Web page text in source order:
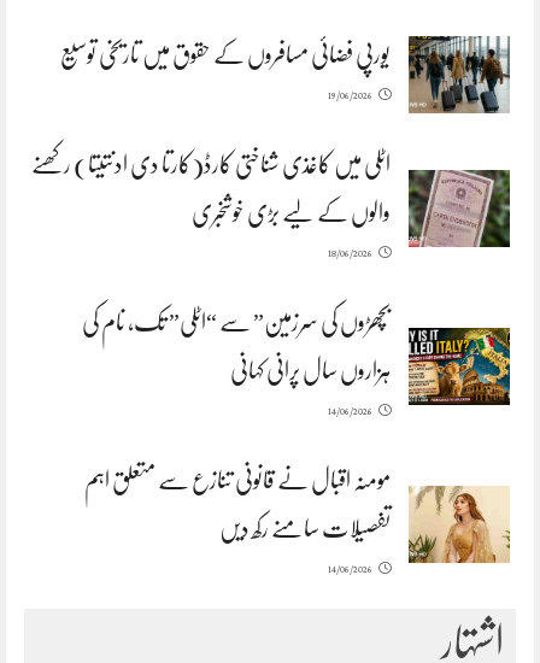
یورپی فضائی مسافروں کے حقوق میں تاریخی توسیع
19/06/2026
اٹلی میں کاغذی شناختی کارڈ(کارتا دی ادنتیتا) رکھنے
والوں کے لیے بڑی خوشخبری
18/06/2026
بچھڑوں کی سرزمین” سے “اٹلی” تک، نام کی
ہزاروں سال پرانی کہانی
14/06/2026
مومنہ اقبال نے قانونی تنازع سے متعلق اہم
تفصیلات سامنے رکھ دیں
14/06/2026
اشتہار